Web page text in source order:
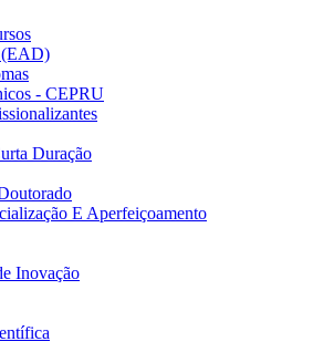
(EAD)
- CEPRU
Duração
E Aperfeiçoamento
Inovação